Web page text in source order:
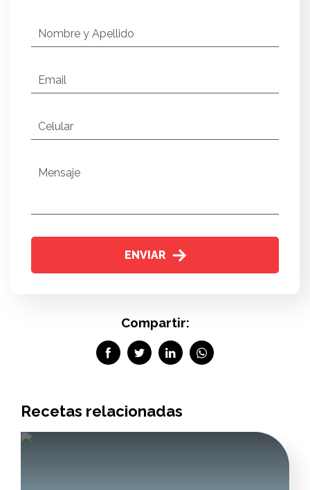
Nombre y Apellido
Email
Celular
Mensaje
ENVIAR
Compartir:
Recetas relacionadas